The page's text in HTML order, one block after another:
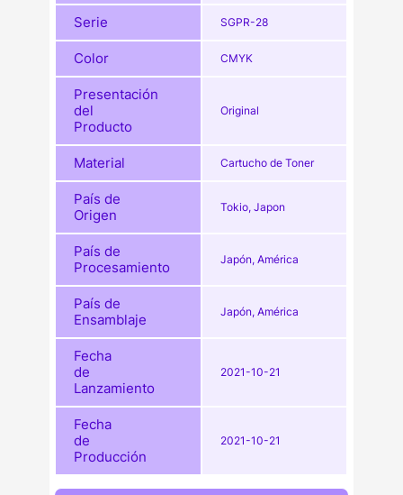
Serie SGPR-28
Color CMYK
Presentación
del
Producto
Original
Material Cartucho de Toner
País de
Origen
Tokio, Japon
País de
Procesamiento
Japón, América
País de
Ensamblaje
Japón, América
Fecha
de
Lanzamiento
2021-10-21
Fecha
de
Producción
2021-10-21